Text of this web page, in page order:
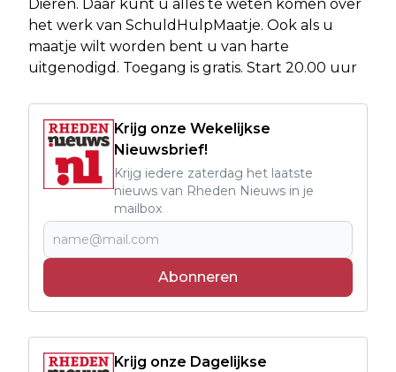
Dieren. Daar kunt u alles te weten komen over
het werk van SchuldHulpMaatje. Ook als u
maatje wilt worden bent u van harte
uitgenodigd. Toegang is gratis. Start 20.00 uur
Krijg onze Wekelijkse
Nieuwsbrief!
Krijg iedere zaterdag het laatste
nieuws van Rheden Nieuws in je
mailbox
Abonneren
Krijg onze Dagelijkse